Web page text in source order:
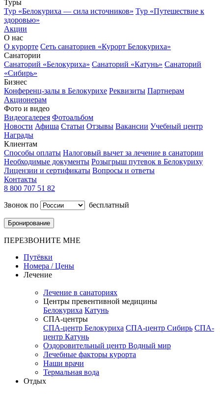
Туры
Тур «Белокуриха — сила источников» Тур «Путешествие к
здоровью»
Акции
О нас
О курорте Сеть санаториев «Курорт Белокуриха»
Санатории
Санаторий «Белокуриха» Санаторий «Катунь» Санаторий
«Сибирь»
Бизнес
Конференц-залы в Белокурихе Реквизиты Партнерам
Акционерам
Фото и видео
Видеогалерея Фотоальбом
Новости Афиша Статьи Отзывы Вакансии Учебный центр
Награды
Клиентам
Способы оплаты Налоговый вычет за лечение в санатории
Необходимые документы Розыгрыш путевок в Белокуриху
Лицензии и сертификаты Вопросы и ответы
Контакты
8 800 707 51 82
Звонок по
бесплатный
Бронирование
ПЕРЕЗВОНИТЕ МНЕ
Путёвки
Номера / Цены
Лечение
Лечение в санаториях
Центры превентивной медицины
Белокуриха Катунь
СПА-центры
СПА-центр Белокуриха СПА-центр Сибирь СПА-
центр Катунь
Оздоровительный центр Водный мир
Лечебные факторы курорта
Наши врачи
Термальная вода
Отдых